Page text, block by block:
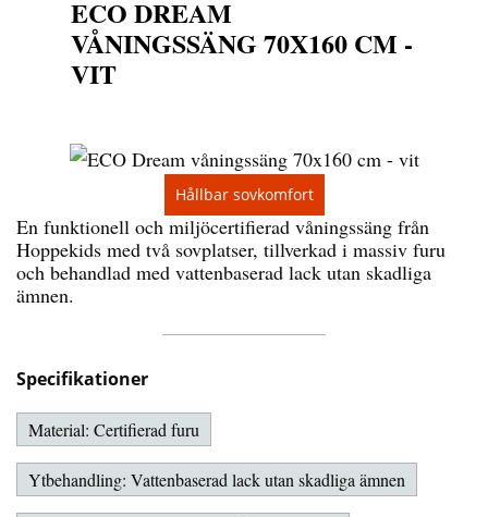
Hållbar sovkomfort
ECO DREAM
VÅNINGSSÄNG 70X160 CM -
VIT
En funktionell och miljöcertifierad våningssäng från
Hoppekids med två sovplatser, tillverkad i massiv furu
och behandlad med vattenbaserad lack utan skadliga
ämnen.
Specifikationer
Material: Certifierad furu
Ytbehandling: Vattenbaserad lack utan skadliga ämnen